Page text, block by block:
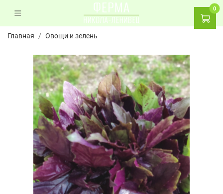
Главная Овощи и зелень
0